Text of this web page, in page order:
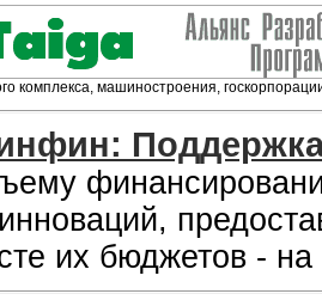
комплекса, машиностроения,
Поддержка
их бюджетов -